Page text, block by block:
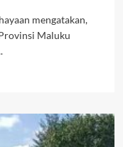
mengatakan,
Maluku